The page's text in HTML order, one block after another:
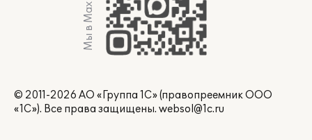
Мы в Max
© 2011-2026 АО «Группа 1С» (правопреемник ООО
«1С»). Все права защищены. websol@1c.ru